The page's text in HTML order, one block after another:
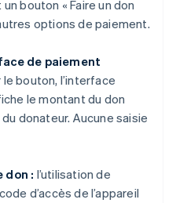
bouton « Faire un don
options de paiement.
de paiement
bouton, l’interface
le montant du don
donateur. Aucune saisie
don : l’utilisation de
d’accès de l’appareil